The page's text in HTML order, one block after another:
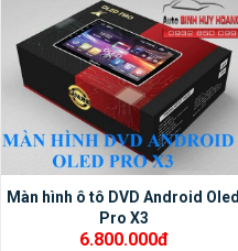
Màn hình ô tô DVD Android Oled
Pro X3
6.800.000đ